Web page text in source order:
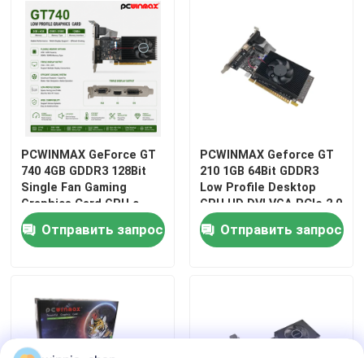
Дом
Продукты
Видео
PCWINMAX GeForce GT
740 4GB GDDR3 128Bit
Single Fan Gaming
Graphics Card GPU с
выходом DVI HD VGA с
низким профилем
Отправить запрос
PCWINMAX Geforce GT
210 1GB 64Bit GDDR3
Low Profile Desktop
GPU HD DVI VGA PCIe 2.0
x16 OEM оптом на
складе Быстрая
Отправить запрос